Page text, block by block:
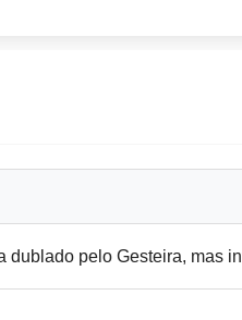
dublado pelo Gesteira, mas